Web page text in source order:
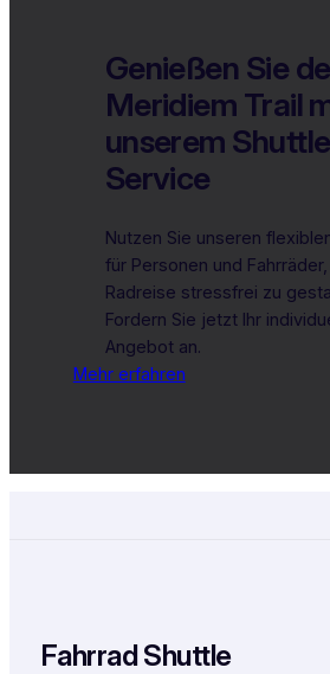
Genießen Sie
Meridiem Trail
unserem
Service
Nutzen Sie unseren
für Personen und
Radreise stressfrei zu
Fordern Sie jetzt Ihr
Angebot an.
Mehr erfahren
Fahrrad Shuttle